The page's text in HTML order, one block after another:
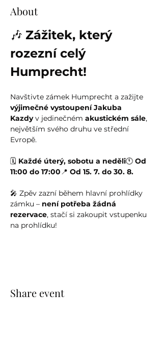
About
🎶 Zážitek, který
rozezní celý
Humprecht!
Navštivte zámek Humprecht a zažijte
výjimečné vystoupení Jakuba
Kazdy v jedinečném akustickém sále,
největším svého druhu ve střední
Evropě.
🗓️ Každé úterý, sobotu a neděli🕚 Od
11:00 do 17:00📍 Od 15. 7. do 30. 8.
🎤 Zpěv zazní během hlavní prohlídky
zámku – není potřeba žádná
rezervace, stačí si zakoupit vstupenku
na prohlídku!
Share event